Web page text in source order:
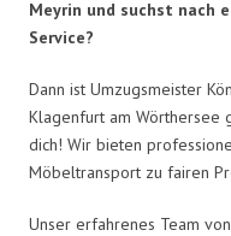
Meyrin und suchst nach
Service?
Dann ist Umzugsmeister
Klagenfurt am Wörthersee
dich! Wir bieten
Möbeltransport zu fairen
Unser erfahrenes Team